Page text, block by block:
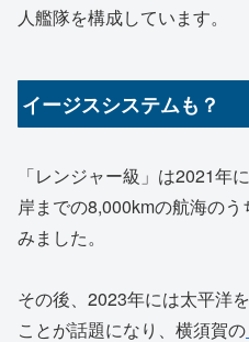
人艦隊を構成しています。
イージスシステムも？
「レンジャー級」は2021年
岸までの8,000kmの航海の
みました。
その後、2023年には太平洋
ことが話題になり、横須賀の